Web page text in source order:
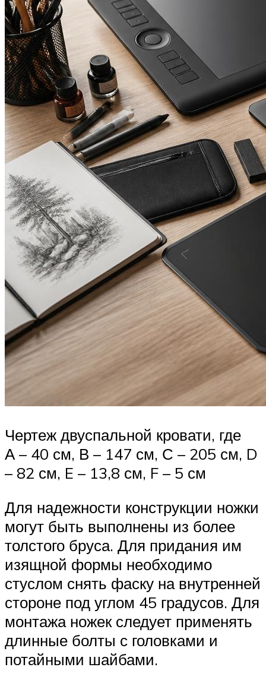
Чертеж двуспальной кровати, где
А – 40 см, В – 147 см, С – 205 см, D
– 82 см, E – 13,8 см, F – 5 см
Для надежности конструкции ножки
могут быть выполнены из более
толстого бруса. Для придания им
изящной формы необходимо
стуслом снять фаску на внутренней
стороне под углом 45 градусов. Для
монтажа ножек следует применять
длинные болты с головками и
потайными шайбами.